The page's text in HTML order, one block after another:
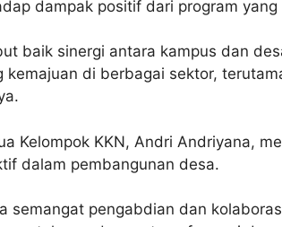
dampak positif dari program yang
baik sinergi antara kampus dan
kemajuan di berbagai sektor,
Kelompok KKN, Andri Andriyana,
dalam pembangunan desa.
semangat pengabdian dan